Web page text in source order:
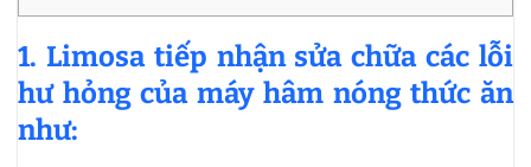
1. Limosa tiếp nhận sửa chữa các lỗi
hư hỏng của máy hâm nóng thức ăn
như: